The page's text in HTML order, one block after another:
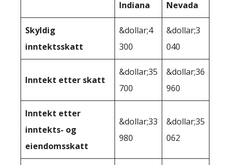
Indiana Nevada
Skyldig
inntektsskatt
&dollar;4
300
&dollar;3
040
Inntekt etter skatt
&dollar;35
700
&dollar;36
960
Inntekt etter
inntekts- og
eiendomsskatt
&dollar;33
980
&dollar;35
062